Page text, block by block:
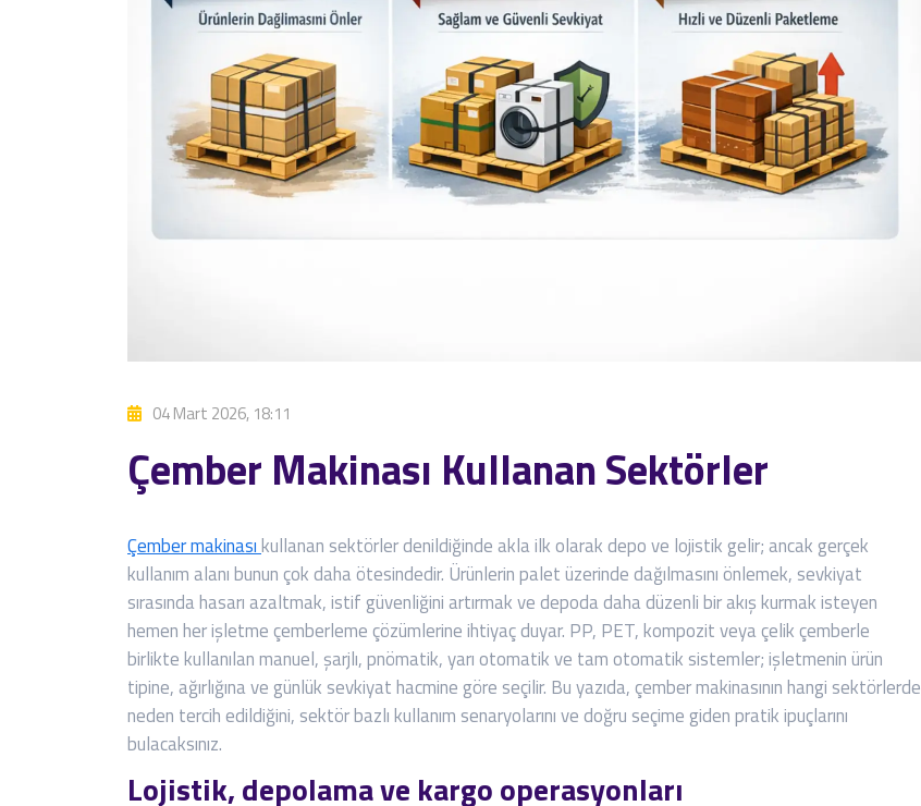
04 Mart 2026, 18:11
Çember Makinası Kullanan Sektörler
Çember makinasıkullanan sektörler denildiğinde akla ilk olarak depo ve lojistik gelir; ancak gerçek
kullanım alanı bunun çok daha ötesindedir. Ürünlerin palet üzerinde dağılmasını önlemek, sevkiyat
sırasında hasarı azaltmak, istif güvenliğini artırmak ve depoda daha düzenli bir akış kurmak isteyen
hemen her işletme çemberleme çözümlerine ihtiyaç duyar. PP, PET, kompozit veya çelik çemberle
birlikte kullanılan manuel, şarjlı, pnömatik, yarı otomatik ve tam otomatik sistemler; işletmenin ürün
tipine, ağırlığına ve günlük sevkiyat hacmine göre seçilir. Bu yazıda, çember makinasının hangi sektörlerde
neden tercih edildiğini, sektör bazlı kullanım senaryolarını ve doğru seçime giden pratik ipuçlarını
bulacaksınız.
Lojistik, depolama ve kargo operasyonları